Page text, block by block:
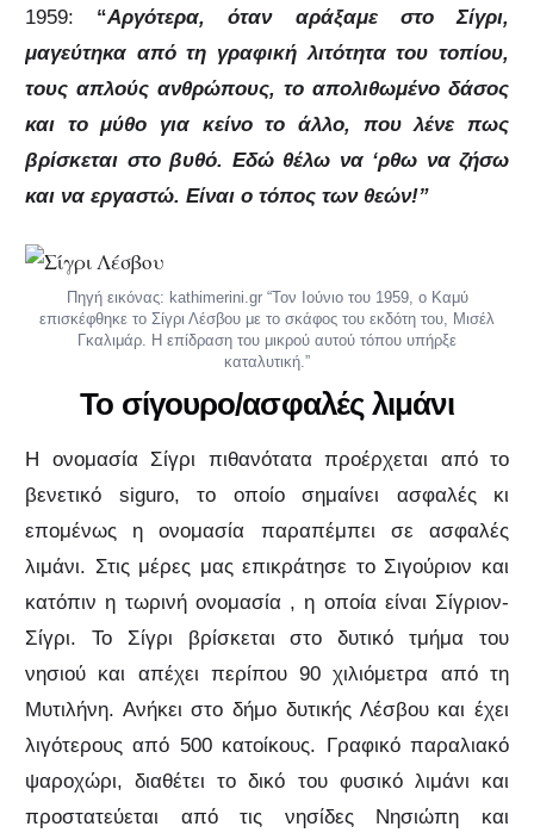
1959: “Αργότερα, όταν αράξαμε στο Σίγρι,
μαγεύτηκα από τη γραφική λιτότητα του τοπίου,
τους απλούς ανθρώπους, το απολιθωμένο δάσος
και το μύθο για κείνο το άλλο, που λένε πως
βρίσκεται στο βυθό. Εδώ θέλω να ‘ρθω να ζήσω
και να εργαστώ. Είναι ο τόπος των θεών!”
Πηγή εικόνας: kathimerini.gr “Τον Ιούνιο του 1959, ο Καμύ
επισκέφθηκε το Σίγρι Λέσβου με το σκάφος του εκδότη του, Μισέλ
Γκαλιμάρ. Η επίδραση του μικρού αυτού τόπου υπήρξε
καταλυτική.”
Το σίγουρο/ασφαλές λιμάνι
Η ονομασία Σίγρι πιθανότατα προέρχεται από το
βενετικό siguro, το οποίο σημαίνει ασφαλές κι
επομένως η ονομασία παραπέμπει σε ασφαλές
λιμάνι. Στις μέρες μας επικράτησε το Σιγούριον και
κατόπιν η τωρινή ονομασία , η οποία είναι Σίγριον-
Σίγρι. Το Σίγρι βρίσκεται στο δυτικό τμήμα του
νησιού και απέχει περίπου 90 χιλιόμετρα από τη
Μυτιλήνη. Ανήκει στο δήμο δυτικής Λέσβου και έχει
λιγότερους από 500 κατοίκους. Γραφικό παραλιακό
ψαροχώρι, διαθέτει το δικό του φυσικό λιμάνι και
προστατεύεται από τις νησίδες Νησιώπη και